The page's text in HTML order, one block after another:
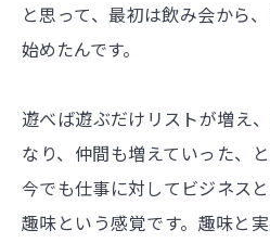
と思って、最初は飲み会から
始めたんです。
遊べば遊ぶだけリストが増え
なり、仲間も増えていった、
今でも仕事に対してビジネス
趣味という感覚です。趣味と